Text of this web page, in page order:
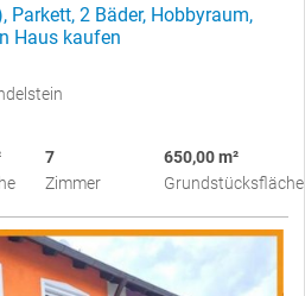
Parkett, 2 Bäder, Hobbyraum,
Haus kaufen
7
Zimmer
650,00 m²
Grundstücksfläche